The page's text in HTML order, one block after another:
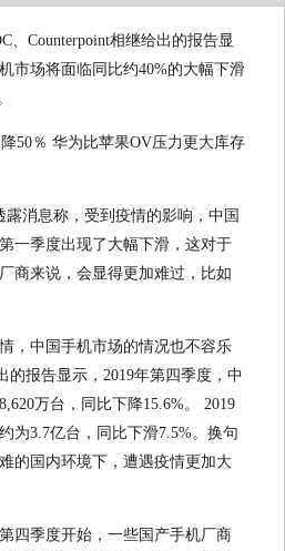
、Counterpoint相继给出的报告显
市场将面临同比约40%的大幅下滑
消息称，受到疫情的影响，中国
一季度出现了大幅下滑，这对于
商来说，会显得更加难过，比如
，中国手机市场的情况也不容乐
的报告显示，2019年第四季度，中
万台，同比下降15.6%。 2019
为3.7亿台，同比下滑7.5%。换句
的国内环境下，遭遇疫情更加大
四季度开始，一些国产手机厂商